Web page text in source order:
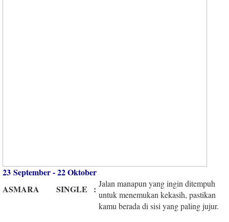
23 September - 22 Oktober
ASMARA
SINGLE : Jalan manapun yang ingin ditempuh
untuk menemukan kekasih, pastikan
kamu berada di sisi yang paling jujur.